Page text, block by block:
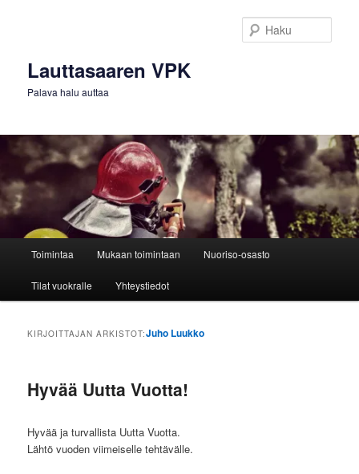
Lauttasaaren VPK
Palava halu auttaa
Toimintaa Mukaan toimintaan Nuoriso-osasto
Tilat vuokralle Yhteystiedot
KIRJOITTAJAN ARKISTOT:Juho Luukko
Hyvää Uutta Vuotta!
Hyvää ja turvallista Uutta Vuotta.
Lähtö vuoden viimeiselle tehtävälle.